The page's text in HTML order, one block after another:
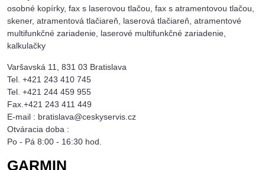
osobné kopírky, fax s laserovou tlačou, fax s atramentovou tlačou,
skener, atramentová tlačiareň, laserová tlačiareň, atramentové
multifunkčné zariadenie, laserové multifunkčné zariadenie,
kalkulačky
Varšavská 11, 831 03 Bratislava
Tel. +421 243 410 745
Tel. +421 244 459 955
Fax.+421 243 411 449
E-mail : bratislava@ceskyservis.cz
Otváracia doba :
Po - Pá 8:00 - 16:30 hod.
GARMIN